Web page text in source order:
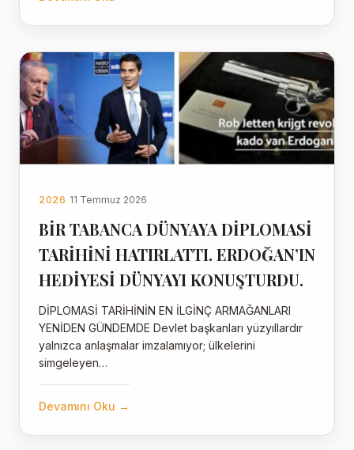
2026 11 Temmuz 2026
BİR TABANCA DÜNYAYA DİPLOMASİ
TARİHİNİ HATIRLATTI. ERDOĞAN’IN
HEDİYESİ DÜNYAYI KONUŞTURDU.
DİPLOMASİ TARİHİNİN EN İLGİNÇ ARMAĞANLARI
YENİDEN GÜNDEMDE Devlet başkanları yüzyıllardır
yalnızca anlaşmalar imzalamıyor; ülkelerini
simgeleyen…
Devamını Oku →